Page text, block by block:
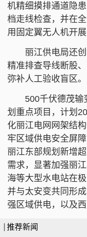
机精细摸排通道隐
档走线检查，并在
用固定翼无人机开展
丽江供电局还创
精准排查导线断股
弥补人工验收盲区。
500千伏德茂输变
划重点项目，计划
化丽江电网网架结
牢区域供电安全屏
丽江东部规划新增
需求，显著加强丽
海等大型水电站在
并与太安变共同形
强区域供电，以及
推荐新闻